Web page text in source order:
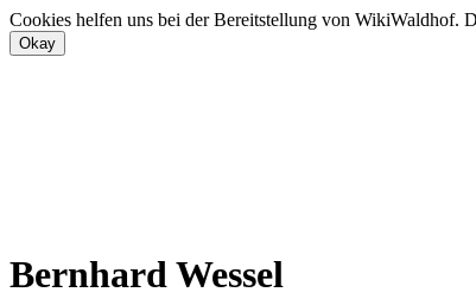
Cookies helfen uns bei der Bereitstellung von WikiWaldhof.
Bernhard Wessel